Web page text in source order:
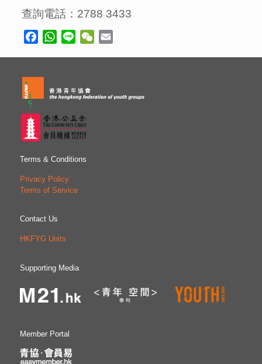
查詢電話：2788 3433
FacebookWhatsApp
Line WeChat
Terms & Conditions
Privacy Policy
Terms of Service
Contact Us
HKFYG Units
Supporting Media
Member Portal